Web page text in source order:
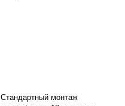
Стандартный монтаж